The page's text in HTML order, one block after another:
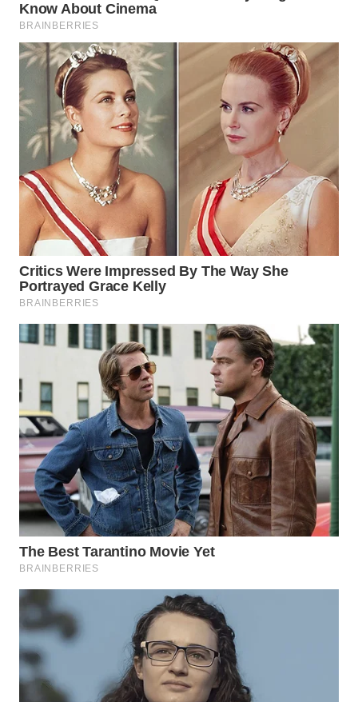
MADURA
WN
SURABAYA
WN
NATUNA
WN
BINTAN
WN
MANDALIKA
WN
LIKUPANG
WN
WN
BORNEO
Wahana
Group
WAHANA
NEWS
WAHANA
TANI
WAHANA
ADVOKAT